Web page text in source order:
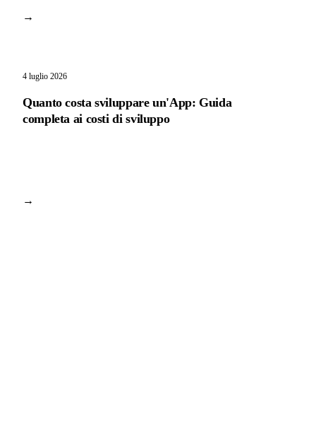
→
4 luglio 2026
Quanto costa sviluppare un'App: Guida
completa ai costi di sviluppo
→